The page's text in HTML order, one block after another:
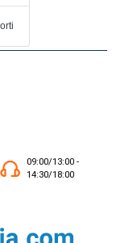
09:00/13:00 -
14:30/18:00